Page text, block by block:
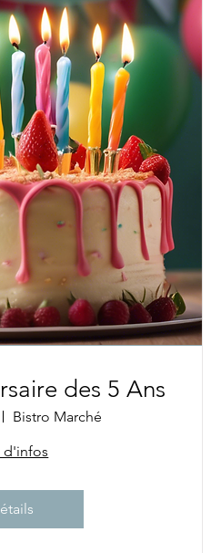
des 5 Ans
Bistro Marché
d'infos